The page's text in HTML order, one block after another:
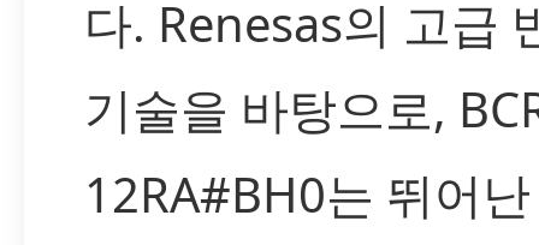
다. Renesas의 고급
기술을 바탕으로,
12RA#BH0는 뛰어